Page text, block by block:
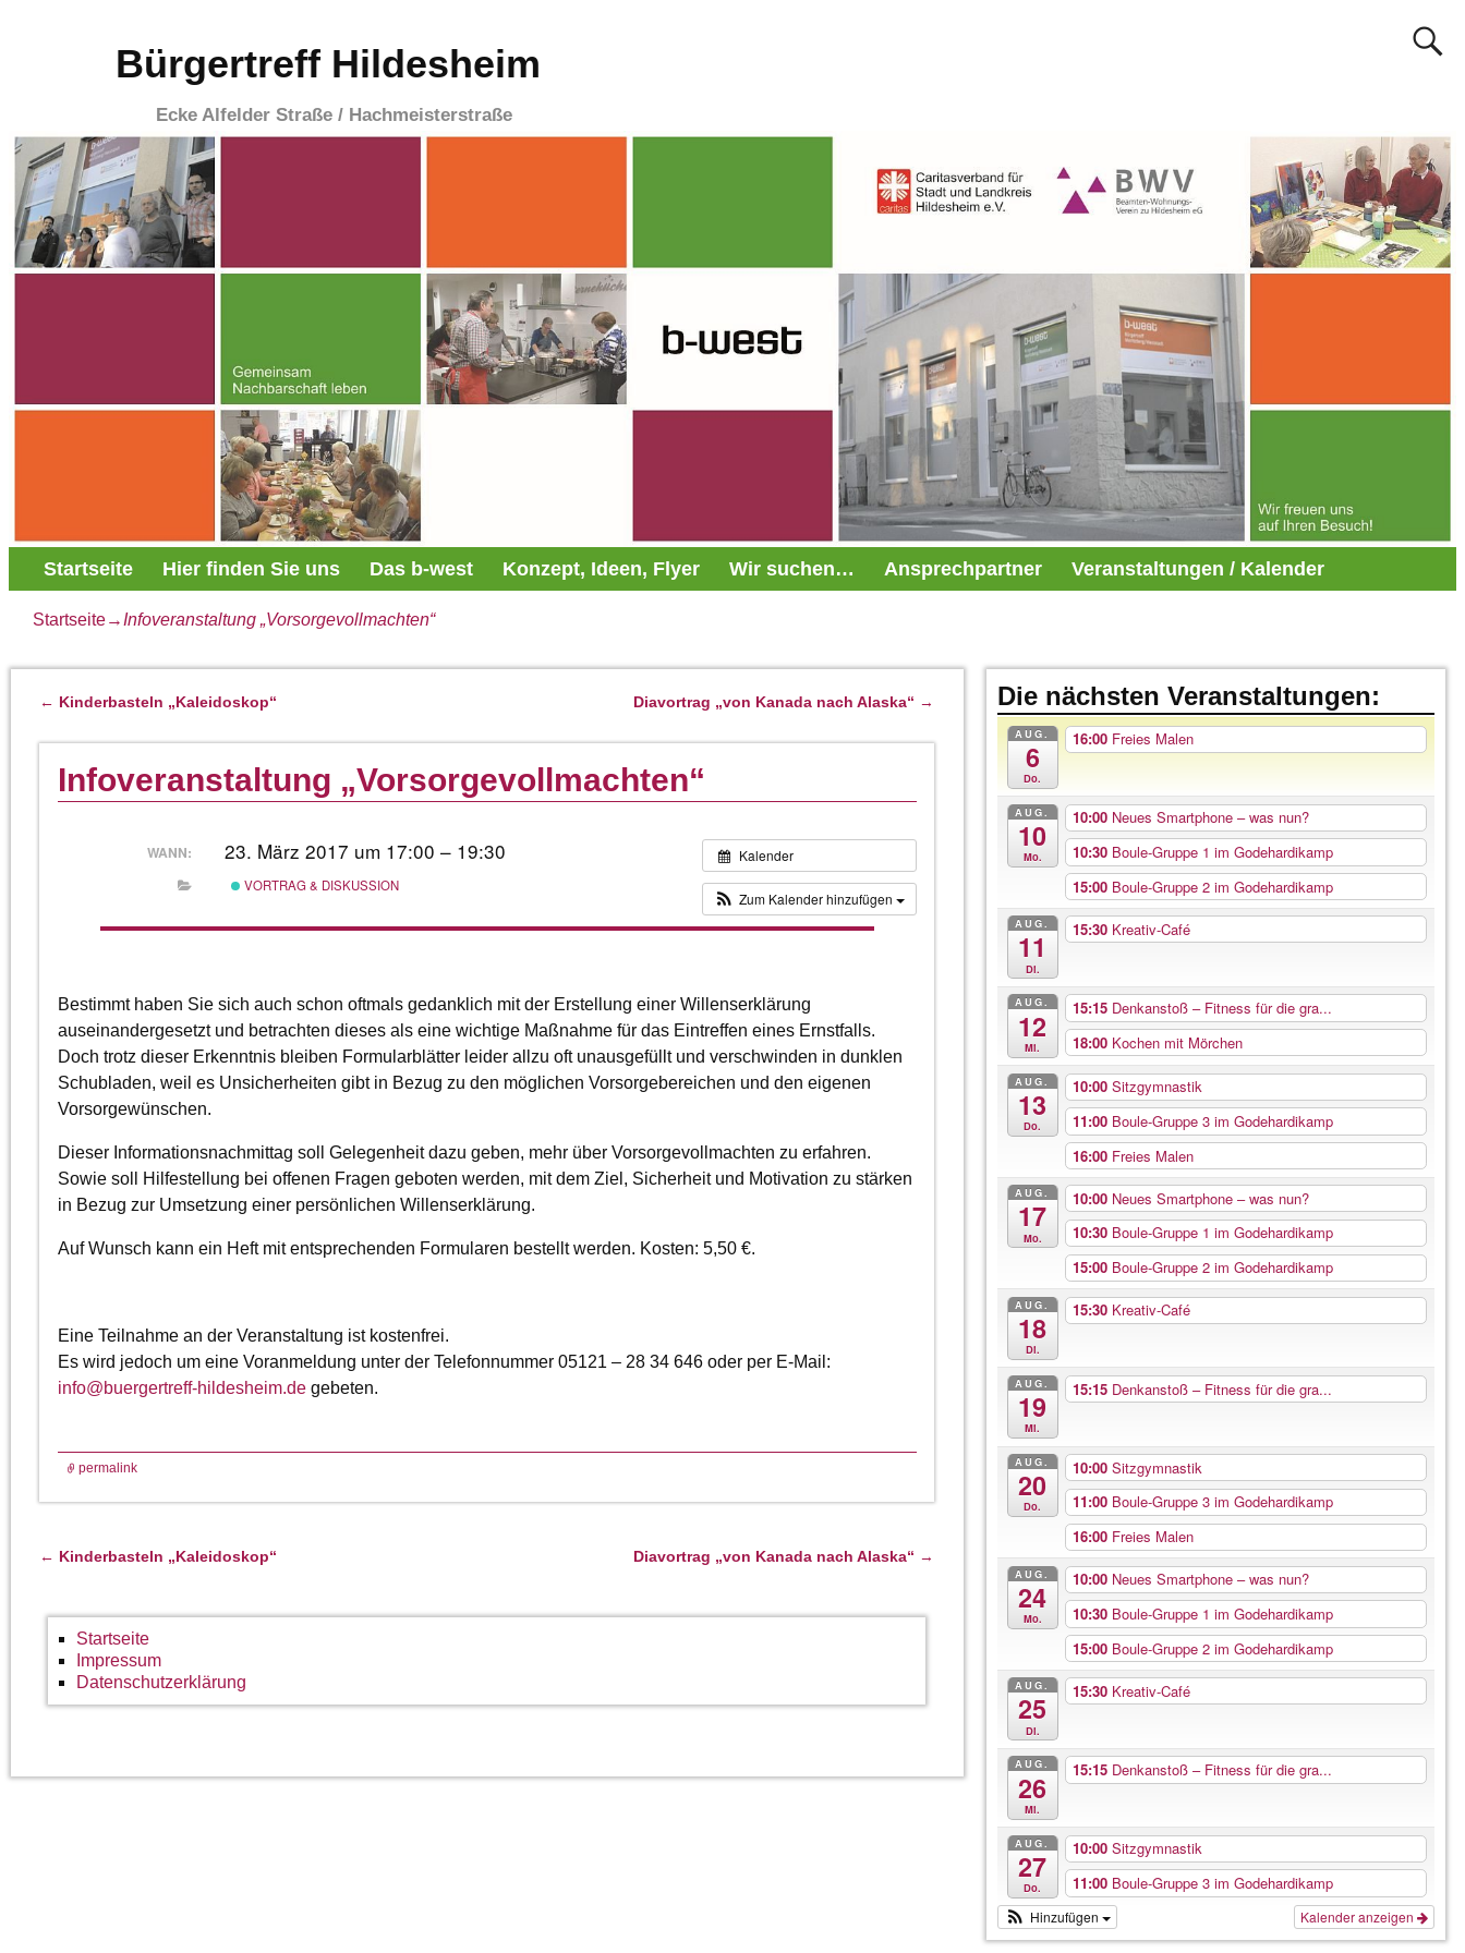
Bürgertreff Hildesheim
Ecke Alfelder Straße / Hachmeisterstraße
Startseite Hier finden Sie uns Das b-west Konzept, Ideen, Flyer Wir suchen… Ansprechpartner Veranstaltungen / Kalender
Startseite→ Infoveranstaltung „Vorsorgevollmachten“
← Kinderbasteln „Kaleidoskop“ Diavortrag „von Kanada nach Alaska“ →
Infoveranstaltung „Vorsorgevollmachten“
Kalender
Zum Kalender hinzufügen
WANN: 23. März 2017 um 17:00 – 19:30
VORTRAG & DISKUSSION
Bestimmt haben Sie sich auch schon oftmals gedanklich mit der Erstellung einer Willenserklärung
auseinandergesetzt und betrachten dieses als eine wichtige Maßnahme für das Eintreffen eines Ernstfalls.
Doch trotz dieser Erkenntnis bleiben Formularblätter leider allzu oft unausgefüllt und verschwinden in dunklen
Schubladen, weil es Unsicherheiten gibt in Bezug zu den möglichen Vorsorgebereichen und den eigenen
Vorsorgewünschen.
Dieser Informationsnachmittag soll Gelegenheit dazu geben, mehr über Vorsorgevollmachten zu erfahren.
Sowie soll Hilfestellung bei offenen Fragen geboten werden, mit dem Ziel, Sicherheit und Motivation zu stärken
in Bezug zur Umsetzung einer persönlichen Willenserklärung.
Auf Wunsch kann ein Heft mit entsprechenden Formularen bestellt werden. Kosten: 5,50 €.
Eine Teilnahme an der Veranstaltung ist kostenfrei.
Es wird jedoch um eine Voranmeldung unter der Telefonnummer 05121 – 28 34 646 oder per E-Mail:
info@buergertreff-hildesheim.degebeten.
permalink
← Kinderbasteln „Kaleidoskop“ Diavortrag „von Kanada nach Alaska“ →
Startseite
Impressum
Datenschutzerklärung
Die nächsten Veranstaltungen:
AUG.
6
Do.
16:00 Freies Malen
AUG.
10
Mo.
10:00 Neues Smartphone – was nun?
10:30 Boule-Gruppe 1 im Godehardikamp
15:00 Boule-Gruppe 2 im Godehardikamp
AUG.
11
Di.
15:30 Kreativ-Café
AUG.
12
Mi.
15:15 Denkanstoß – Fitness für die gra...
18:00 Kochen mit Mörchen
AUG.
13
Do.
10:00 Sitzgymnastik
11:00 Boule-Gruppe 3 im Godehardikamp
16:00 Freies Malen
AUG.
17
Mo.
10:00 Neues Smartphone – was nun?
10:30 Boule-Gruppe 1 im Godehardikamp
15:00 Boule-Gruppe 2 im Godehardikamp
AUG.
18
Di.
15:30 Kreativ-Café
AUG.
19
Mi.
15:15 Denkanstoß – Fitness für die gra...
AUG.
20
Do.
10:00 Sitzgymnastik
11:00 Boule-Gruppe 3 im Godehardikamp
16:00 Freies Malen
AUG.
24
Mo.
10:00 Neues Smartphone – was nun?
10:30 Boule-Gruppe 1 im Godehardikamp
15:00 Boule-Gruppe 2 im Godehardikamp
AUG.
25
Di.
15:30 Kreativ-Café
AUG.
26
Mi.
15:15 Denkanstoß – Fitness für die gra...
AUG.
27
Do.
10:00 Sitzgymnastik
11:00 Boule-Gruppe 3 im Godehardikamp
Kalender anzeigen
Hinzufügen